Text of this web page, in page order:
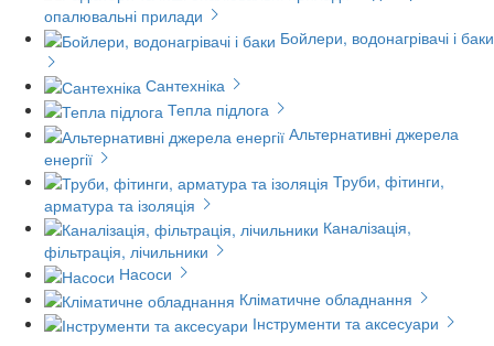
опалювальні прилади
Бойлери, водонагрівачі і баки
Сантехніка
Тепла підлога
Альтернативні джерела
енергії
Труби, фітинги,
арматура та ізоляція
Каналізація,
фільтрація, лічильники
Насоси
Кліматичне обладнання
Інструменти та аксесуари